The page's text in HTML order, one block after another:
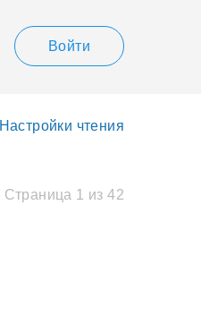
Войти
Настройки чтения
Страница 1 из 42